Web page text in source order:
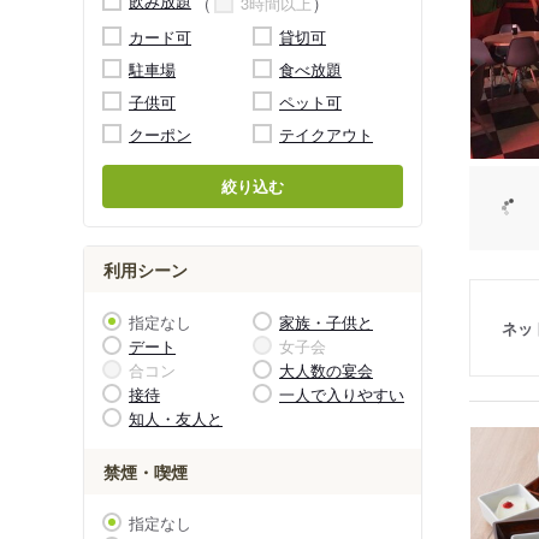
カード可
貸切可
駐車場
食べ放題
子供可
ペット可
クーポン
テイクアウト
絞り込む
利用シーン
指定なし
家族・子供と
デート
女子会
合コン
大人数の宴会
接待
一人で入りやすい
知人・友人と
禁煙・喫煙
指定なし
ネッ